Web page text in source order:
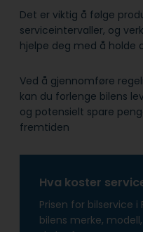
Det er viktig å følge
serviceintervaller, og
hjelpe deg med å holde
Ved å gjennomføre
kan du forlenge bilens
og potensielt spare
fremtiden
Hva koster
Prisen for bilservice
bilens merke,